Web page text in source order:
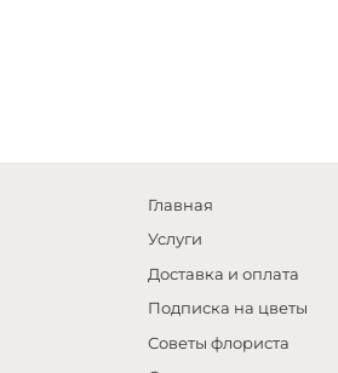
Главная
Услуги
Доставка и оплата
Подписка на цветы
Советы флориста